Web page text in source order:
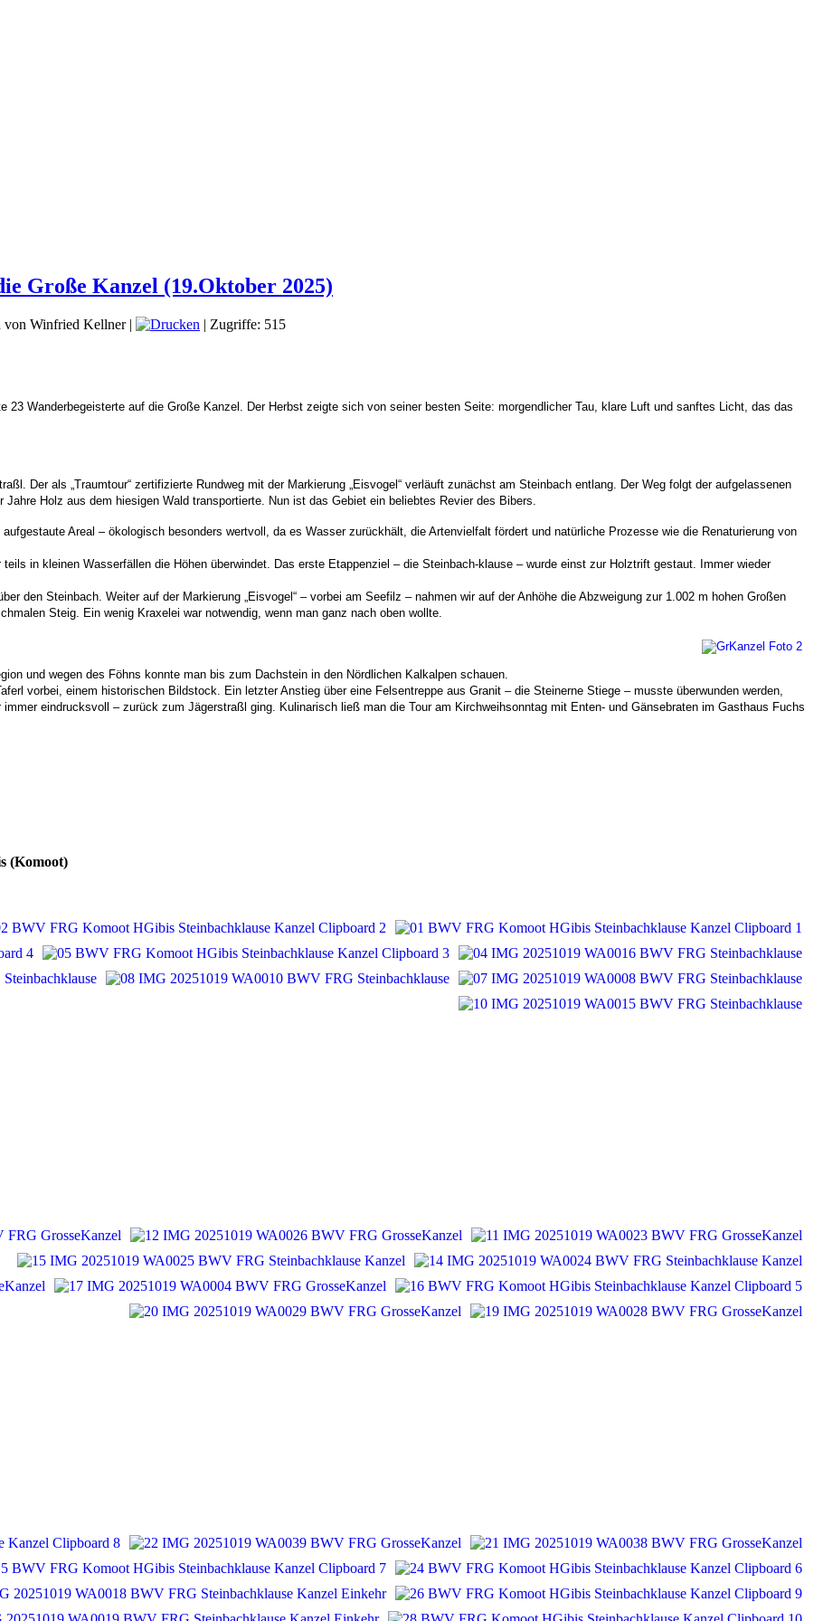
Große Kanzel (19.Oktober 2025)
von Winfried Kellner| | Zugriffe: 515
23 Wanderbegeisterte auf die Große Kanzel. Der Herbst zeigte sich von seiner besten Seite: morgendlicher Tau, klare Luft und sanftes Licht, das das
Der als „Traumtour“ zertifizierte Rundweg mit der Markierung „Eisvogel“ verläuft zunächst am Steinbach entlang. Der Weg folgt der aufgelassenen
Holz aus dem hiesigen Wald transportierte. Nun ist das Gebiet ein beliebtes Revier des Bibers.
Areal – ökologisch besonders wertvoll, da es Wasser zurückhält, die Artenvielfalt fördert und natürliche Prozesse wie die Renaturierung von
in kleinen Wasserfällen die Höhen überwindet. Das erste Etappenziel – die Steinbach-klause – wurde einst zur Holztrift gestaut. Immer wieder
den Steinbach. Weiter auf der Markierung „Eisvogel“ – vorbei am Seefilz – nahmen wir auf der Anhöhe die Abzweigung zur 1.002 m hohen Großen
Steig. Ein wenig Kraxelei war notwendig, wenn man ganz nach oben wollte.
und wegen des Föhns konnte man bis zum Dachstein in den Nördlichen Kalkalpen schauen.
vorbei, einem historischen Bildstock. Ein letzter Anstieg über eine Felsentreppe aus Granit – die Steinerne Stiege – musste überwunden werden,
eindrucksvoll – zurück zum Jägerstraßl ging. Kulinarisch ließ man die Tour am Kirchweihsonntag mit Enten- und Gänsebraten im Gasthaus Fuchs
(Komoot)